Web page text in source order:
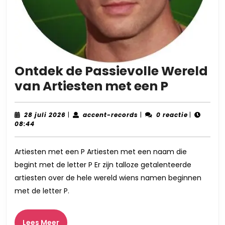
Ontdek de Passievolle Wereld
van Artiesten met een POntdek
de
van
met
28 juli 2026 28
| accent-records accent-
| 0 reactie |
08:44
Artiesten met een P Artiesten met een naam die
begint met de letter P Er zijn talloze getalenteerde
artiesten over de hele wereld wiens namen beginnen
met de letter P.
Lees MeerLees